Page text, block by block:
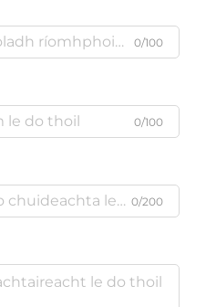
0/100
0/100
0/200